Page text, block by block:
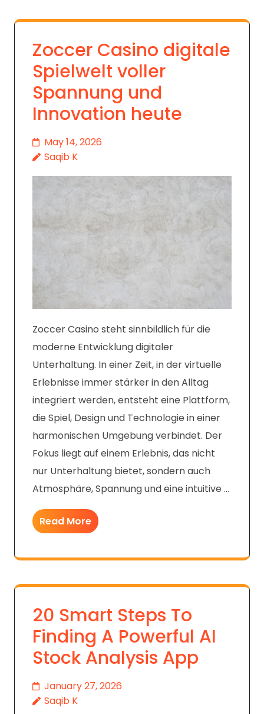
Zoccer Casino digitale
Spielwelt voller
Spannung und
Innovation heute
May 14, 2026
Saqib K
Zoccer Casino steht sinnbildlich für die
moderne Entwicklung digitaler
Unterhaltung. In einer Zeit, in der virtuelle
Erlebnisse immer stärker in den Alltag
integriert werden, entsteht eine Plattform,
die Spiel, Design und Technologie in einer
harmonischen Umgebung verbindet. Der
Fokus liegt auf einem Erlebnis, das nicht
nur Unterhaltung bietet, sondern auch
Atmosphäre, Spannung und eine intuitive …
Read More
20 Smart Steps To
Finding A Powerful AI
Stock Analysis App
January 27, 2026
Saqib K